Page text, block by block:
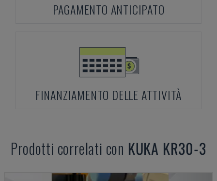
PAGAMENTO ANTICIPATO
FINANZIAMENTO DELLE ATTIVITÀ
Prodotti correlati con KUKA KR30-3